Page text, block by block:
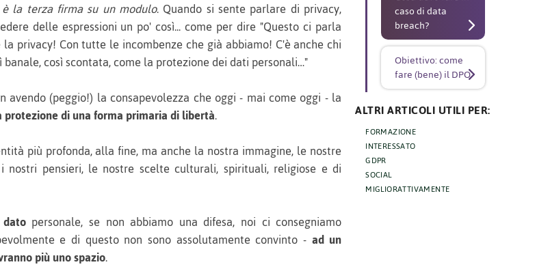
la terza firma su un modulo. Quando si sente parlare di privacy,
delle espressioni un po' così... come per dire "Questo ci parla
privacy! Con tutte le incombenze che già abbiamo! C'è anche chi
banale, così scontata, come la protezione dei dati personali…"
avendo (peggio!) la consapevolezza che oggi - mai come oggi - la
di una forma primariadi libertà.
più profonda, alla fine, ma anche la nostra immagine, le nostre
nostri pensieri, le nostre scelte culturali, spirituali, religiose e di
personale, se non abbiamo una difesa, noi ci consegniamo
e di questo non sono assolutamente convinto - ad un
più uno spazio.
caso di data
breach?
Obiettivo: come
fare (bene) il DPO
ALTRI ARTICOLI UTILI PER:
FORMAZIONE
INTERESSATO
GDPR
SOCIAL
MIGLIORATTIVAMENTE